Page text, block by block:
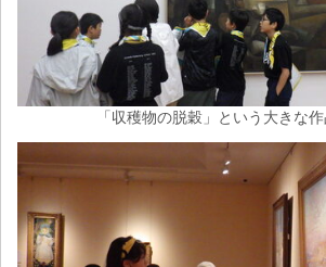
「収穫物の脱穀」という大きな作